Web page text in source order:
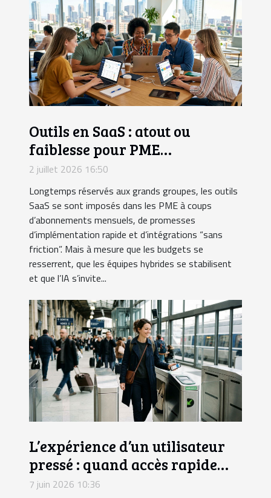
Outils en SaaS : atout ou
faiblesse pour PME
ambitieuses ?
2 juillet 2026 16:50
Longtemps réservés aux grands groupes, les outils
SaaS se sont imposés dans les PME à coups
d’abonnements mensuels, de promesses
d’implémentation rapide et d’intégrations “sans
friction”. Mais à mesure que les budgets se
resserrent, que les équipes hybrides se stabilisent
et que l’IA s’invite...
L’expérience d’un utilisateur
pressé : quand accès rapide
rime avec sérénité
7 juin 2026 10:36